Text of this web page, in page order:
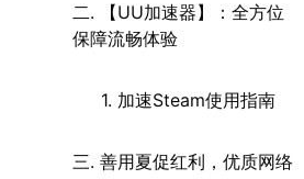
二. 【UU加速器】：全方位
保障流畅体验
1. 加速Steam使用指南
三. 善用夏促红利，优质网络